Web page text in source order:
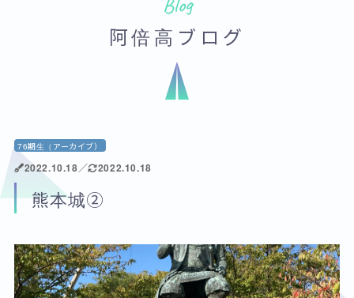
阿倍高ブログ
76期生（アーカイブ）
2022.10.18／ 2022.10.18
熊本城②